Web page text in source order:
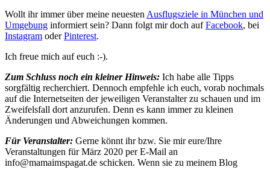
Wollt ihr immer über meine neuesten Ausflugsziele in München und
Umgebung informiert sein? Dann folgt mir doch aufFacebook, bei
Instagram oderPinterest.
Ich freue mich auf euch :-).
Zum Schluss noch ein kleiner Hinweis: Ich habe alle Tipps
sorgfältig recherchiert. Dennoch empfehle ich euch, vorab nochmals
auf die Internetseiten der jeweiligen Veranstalter zu schauen und im
Zweifelsfall dort anzurufen. Denn es kann immer zu kleinen
Änderungen und Abweichungen kommen.
Für Veranstalter: Gerne könnt ihr bzw. Sie mir eure/Ihre
Veranstaltungen für März 2020 per E-Mail an
info@mamaimspagat.de schicken. Wenn sie zu meinem Blog